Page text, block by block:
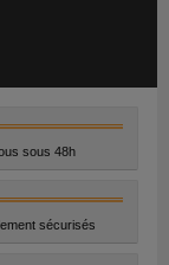
sous 48h
sécurisés